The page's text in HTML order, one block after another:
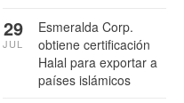
Esmeralda Corp.
obtiene certificación
Halal para exportar a
países islámicos
29
JUL